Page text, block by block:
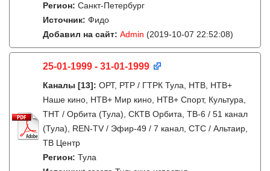
Регион: Санкт-Петербург
Источник: Фидо
Добавил на сайт: Admin (2019-10-07 22:52:08)
25-01-1999 - 31-01-1999
Каналы [13]: ОРТ, РТР / ГТРК Тула, НТВ, НТВ+
Наше кино, НТВ+ Мир кино, НТВ+ Спорт, Культура,
ТНТ / Орбита (Тула), СКТВ Орбита, ТВ-6 / 51 канал
(Тула), REN-TV / Эфир-49 / 7 канал, СТС / Альтаир,
ТВ Центр
Регион: Тула